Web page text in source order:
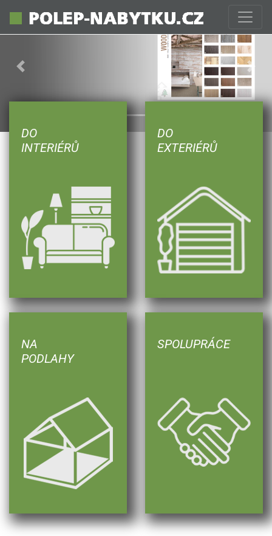
Previous Next
DO
INTERIÉRŮ
DO
EXTERIÉRŮ
NA
PODLAHY
SPOLUPRÁCE